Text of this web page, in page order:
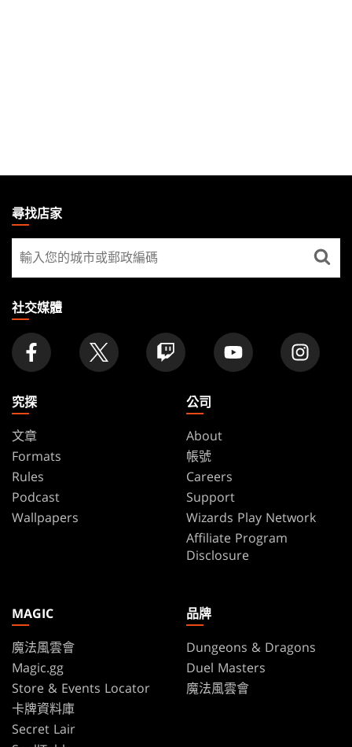
THE
GATHERING
FOOTER
尋找店家
尋
找
家
社交媒體
究探
文章
Formats
Rules
Podcast
Wallpapers
公司
About
帳號
Careers
Support
Wizards Play Network
Affiliate Program
Disclosure
MAGIC
魔法風雲會
Magic.gg
Store & Events Locator
卡牌資料庫
Secret Lair
品牌
Dungeons & Dragons
Duel Masters
魔法風雲會